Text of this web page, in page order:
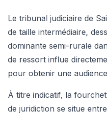
Le tribunal judiciaire de
de taille intermédiaire,
dominante semi-rurale
de ressort influe
pour obtenir une
À titre indicatif, la
de juridiction se situe entre